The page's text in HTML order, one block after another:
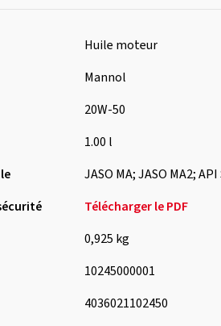
Huile moteur
Mannol
20W-50
1.00 l
JASO MA; JASO MA2; API
Télécharger le PDF
0,925 kg
10245000001
4036021102450